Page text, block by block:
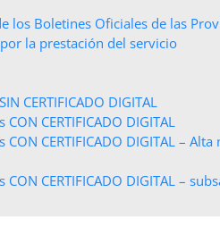
los Boletines Oficiales de las
la prestación del servicio
CERTIFICADO DIGITAL
CERTIFICADO DIGITAL
CERTIFICADO DIGITAL – Alta
CERTIFICADO DIGITAL –